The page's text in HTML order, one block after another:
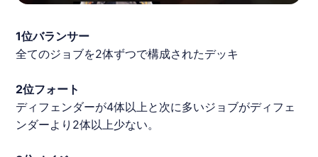
1位バランサー
全てのジョブを2体ずつで構成されたデッキ
2位フォート
ディフェンダーが4体以上と次に多いジョブがディフェ
ンダーより2体以上少ない。